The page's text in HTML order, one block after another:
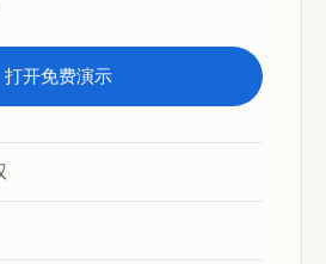
打开免费演示